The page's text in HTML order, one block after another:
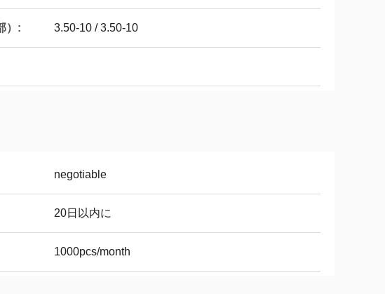
）: 3.50-10 / 3.50-10
negotiable
20日以内に
1000pcs/month